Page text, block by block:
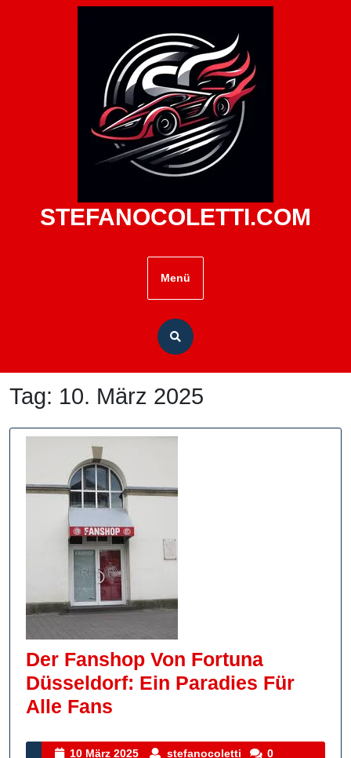
STEFANOCOLETTI.COM
Menü
Tag: 10. März 2025
Der Fanshop Von Fortuna
Düsseldorf: Ein Paradies Für
Alle Fans
Von
10 März 2025
10
stefanocoletti stefanocoletti
0